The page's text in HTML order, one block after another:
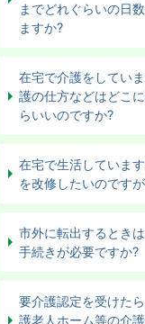
までどれぐらいの日
ますか?
在宅で介護をしてい
護の仕方などはどこ
らいいのですか?
在宅で生活していま
を改修したいのです
市外に転出するとき
手続きが必要ですか?
要介護認定を受けた
護老人ホーム等の介